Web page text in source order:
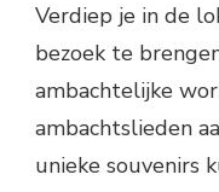
Verdiep je in de
bezoek te
ambachtelijke
ambachtslieden
unieke souvenirs